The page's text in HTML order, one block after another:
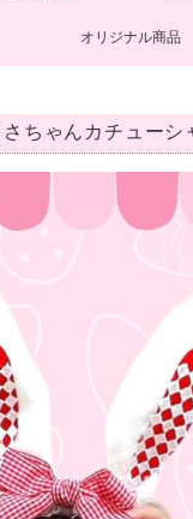
オリジナル商品
ちゃんカチューシ